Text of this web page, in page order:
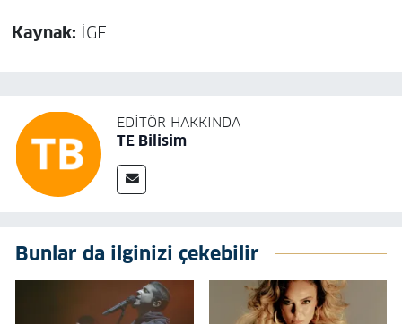
Kaynak: İGF
EDITÖR HAKKINDA
TE Bilisim
Bunlar da ilginizi çekebilir